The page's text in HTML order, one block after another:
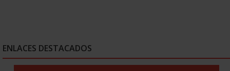
ENLACES DESTACADOS